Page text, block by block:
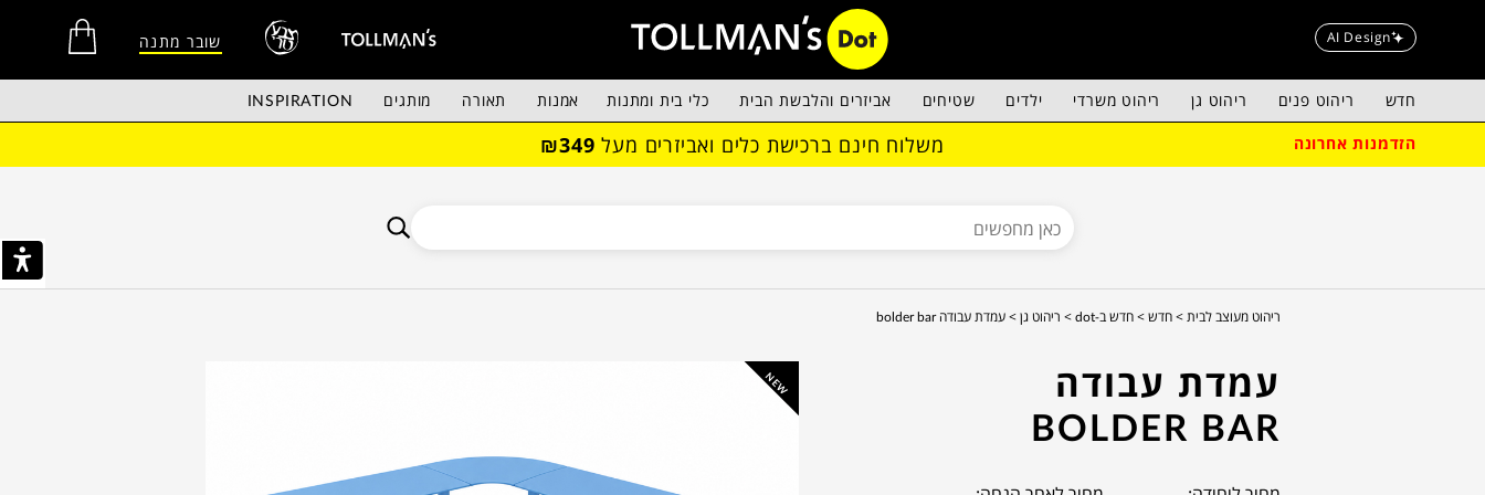
AI Design שובר מתנה
חדש ריהוט פנים ריהוט גן ריהוט משרדי ילדים שטיחים אביזרים והלבשת הבית כלי בית ומתנות אמנות תאורה מותגים INSPIRATION
הזדמנות אחרונה משלוח חינם ברכישת כלים ואביזרים מעל ₪349
ריהוט מעוצב לבית > חדש > חדש ב-dot > ריהוט גן > עמדת עבודה bolder bar
עמדת עבודה
BOLDER BAR
NEW